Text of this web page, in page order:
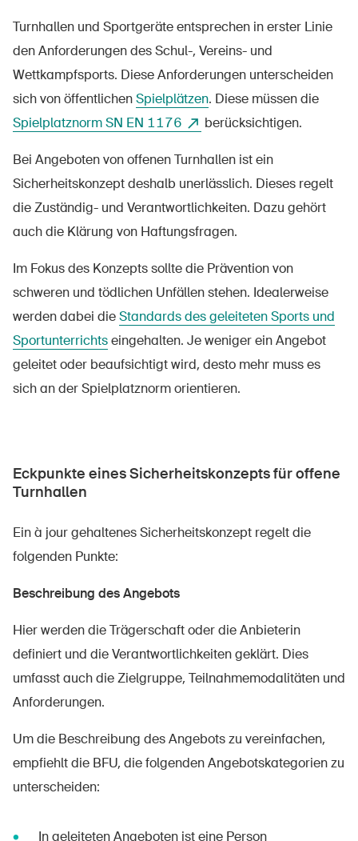
Turnhallen und Sportgeräte entsprechen in erster Linie
den Anforderungen des Schul-, Vereins- und
Wettkampfsports. Diese Anforderungen unterscheiden
sich von öffentlichenSpielplätzen. Diese müssen die
Spielplatznorm SN EN 1176
berücksichtigen.
Bei Angeboten von offenen Turnhallen ist ein
Sicherheitskonzept deshalb unerlässlich. Dieses regelt
die Zuständig- und Verantwortlichkeiten. Dazu gehört
auch die Klärung von Haftungsfragen.
Im Fokus des Konzepts sollte die Prävention von
schweren und tödlichen Unfällen stehen. Idealerweise
werden dabei dieStandards des geleiteten Sports und
Sportunterrichtseingehalten. Je weniger ein Angebot
geleitet oder beaufsichtigt wird, desto mehr muss es
sich an der Spielplatznorm orientieren.
Eckpunkte eines Sicherheitskonzepts für offene
Turnhallen
Ein à jour gehaltenes Sicherheitskonzept regelt die
folgenden Punkte:
Beschreibung des Angebots
Hier werden die Trägerschaft oder die Anbieterin
definiert und die Verantwortlichkeiten geklärt. Dies
umfasst auch die Zielgruppe, Teilnahmemodalitäten und
Anforderungen.
Um die Beschreibung des Angebots zu vereinfachen,
empfiehlt die BFU, die folgenden Angebotskategorien zu
unterscheiden:
In geleiteten Angeboten ist eine Person